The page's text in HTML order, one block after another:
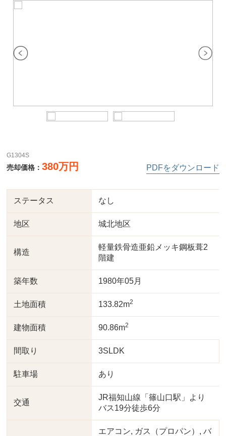
G1304S
売却価格：380万円 PDFをダウンロード
ステータス なし
地区 城北地区
構造
軽量鉄骨造亜鉛メッキ鋼板葺2
階建
築年数 1980年05月
土地面積 133.82m2
建物面積 90.86m2
間取り 3SLDK
駐車場 あり
交通
JR福知山線「篠山口駅」より
バス19分徒歩6分
エアコン, ガス（プロパン）, バ